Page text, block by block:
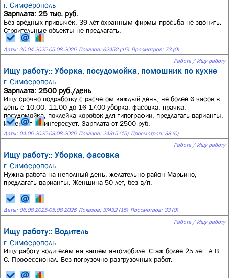
г. Симферополь
Зарплата: 25 тыс. руб.
Без вредных привычек. 39 лет охранным фирмы просьба не звонить.
Строительные объекты не предлагать.
Даты: 30.04.2025-05.08.2026 Показов: 62452 (15) Просмотров: 73 (0)
Работа / Ищу работу
Ищу работу:: Уборка, посудомойка, помошник по кухне
г. Симферополь
Зарплата: 2500 руб./день
Ищу срочно подработку с расчетом каждый день, не более 6 часов в
день с 10.00, 11.00 до 16-17.00 уборка, фасовка, прачка,
посудомойка, поклейка коробок для типографии, предлагать варианты.
Интернет не интересует. Зарплата от 2500 руб.
Даты: 04.06.2025-03.08.2026 Показов: 24315 (15) Просмотров: 38 (0)
Работа / Ищу работу
Ищу работу:: Уборка, фасовка
г. Симферополь
Нужна работа на неполный день, желательно район Марьино,
предлагать варианты. Женщина 50 лет, без в/п.
Даты: 06.08.2025-05.08.2026 Показов: 37432 (15) Просмотров: 33 (0)
Работа / Ищу работу
Ищу работу:: Водитель
г. Симферополь
Ищу работу водителем на вашем автомобиле. Стаж более 25 лет. А В
С. Профессионал. Без погрузочно-разгрузочных работ.